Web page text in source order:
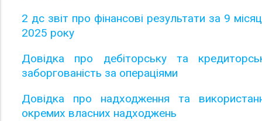
2 дс звіт про фінансові результати за 9
2025 року
Довідка про дебіторську та
заборгованість за операціями
Довідка про надходження та
окремих власних надходжень